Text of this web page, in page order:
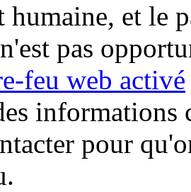
humaine, et le
pas
feu web activé
informations
pour